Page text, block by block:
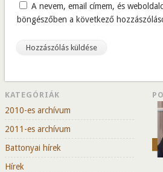
A nevem, email címem, és
böngészőben a következő
KATEGÓRIÁK
2010-es archívum
2011-es archívum
Battonyai hírek
Hírek